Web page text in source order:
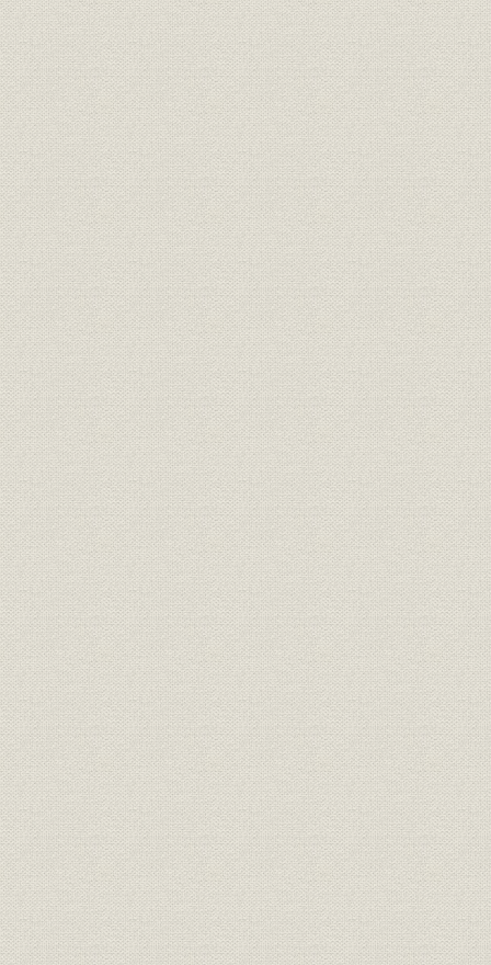
第五章
第六章
第七章
第八章
第九章
詳細図目次
詳細写真目次
第一章
第二章
第三章
第四章
第五章
第六章
第七章
第八章
第九章